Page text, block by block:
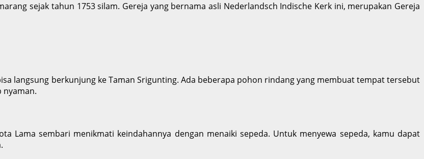
sejak tahun 1753 silam. Gereja yang bernama asli Nederlandsch Indische Kerk ini, merupakan Gereja
langsung berkunjung ke Taman Srigunting. Ada beberapa pohon rindang yang membuat tempat tersebut
Lama sembari menikmati keindahannya dengan menaiki sepeda. Untuk menyewa sepeda, kamu dapat